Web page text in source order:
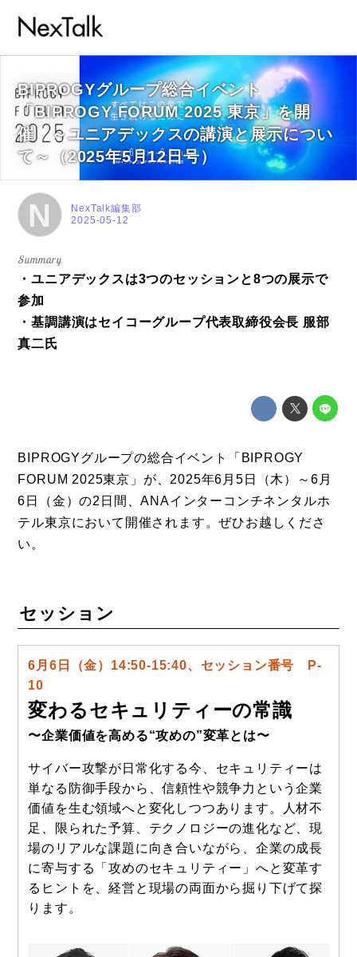
コラム
特集
事例
トピックス
BIPROGYグループ総合イベント
「BIPROGY FORUM 2025 東京」を開
催 ～ユニアデックスの講演と展示につい
て～（2025年5月12日号）
N 2025-05-12
NexTalk編集部
・ユニアデックスは3つのセッションと8つの展示で
参加
・基調講演はセイコーグループ代表取締役会長 服部
真二氏
BIPROGYグループの総合イベント「BIPROGY
FORUM 2025東京」が、2025年6月5日（木）～6月
6日（金）の2日間、ANAインターコンチネンタルホ
テル東京において開催されます。ぜひお越しくださ
い。
セッション
6月6日（金）14:50-15:40、セッション番号 P-
10
変わるセキュリティーの常識
〜企業価値を高める“攻めの”変革とは〜
サイバー攻撃が日常化する今、セキュリティーは
単なる防御手段から、信頼性や競争力という企業
価値を生む領域へと変化しつつあります。人材不
足、限られた予算、テクノロジーの進化など、現
場のリアルな課題に向き合いながら、企業の成長
に寄与する「攻めのセキュリティー」へと変革す
るヒントを、経営と現場の両面から掘り下げて探
ります。